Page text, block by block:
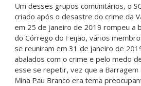
Um desses grupos comunitários, o
criado após o desastre do crime da
em 25 de janeiro de 2019 rompeu a
do Córrego do Feijão, vários
se reuniram em 31 de janeiro de
abalados com o crime e pelo medo
esse se repetir, vez que a Barragem
Mina Pau Branco era tema